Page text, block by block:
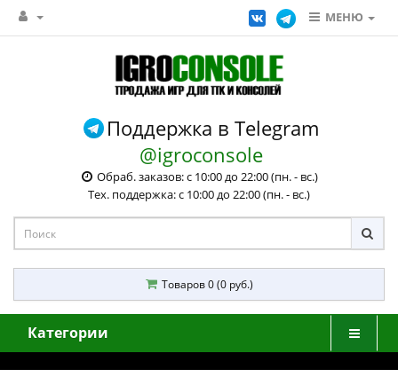
МЕНЮ
Поддержка в Telegram
@igroconsole
Обраб. заказов: с 10:00 до 22:00 (пн. - вс.)
Тех. поддержка: с 10:00 до 22:00 (пн. - вс.)
Товаров 0 (0 руб.)
Категории